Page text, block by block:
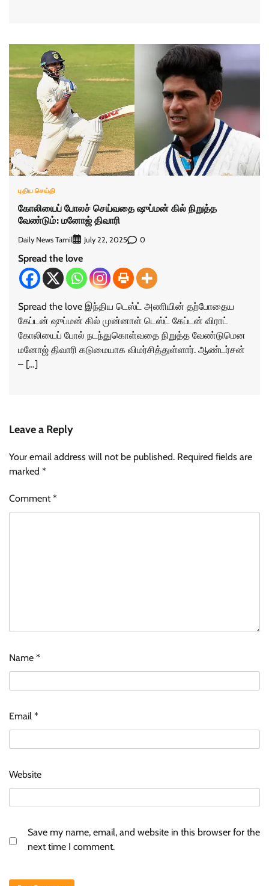
புதிய செய்தி
கோலியைப் போலச் செய்வதை ஷுப்மன் கில் நிறுத்த
வேண்டும்: மனோஜ் திவாரி
Daily News Tamil July 22, 2025 0
Spread the love
Spread the love இந்திய டெஸ்ட் அணியின் தற்போதைய
கேப்டன் ஷுப்மன் கில் முன்னாள் டெஸ்ட் கேப்டன் விராட்
கோலியைப் போல் நடந்துகொள்வதை நிறுத்த வேண்டுமென
மனோஜ் திவாரி கடுமையாக விமர்சித்துள்ளார். ஆண்டர்சன்
– […]
Leave a Reply
Your email address will not be published. Required fields are
marked *
Comment*
Name *
Email *
Website
Save my name, email, and website in this browser for the
next time I comment.